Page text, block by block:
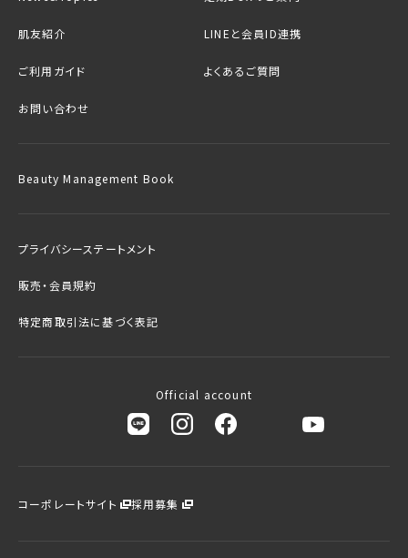
肌友紹介 LINEと会員ID連携
ご利用ガイド よくあるご質問
お問い合わせ
Beauty Management Book
プライバシーステートメント
販売・会員規約
特定商取引法に基づく表記
Official account
コーポレートサイト 採用募集